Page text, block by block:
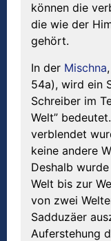
können die
die wie der
gehört.
In der Mischna
54a), wird ein
Schreiber im
Welt”
verblendet
keine andere
Deshalb
Welt bis zur
von zwei
Sadduzäer
Auferstehung